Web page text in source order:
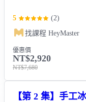
5 (2)
找課程 HeyMaster
優惠價
NT$2,920
NT$7,680
【第 2 集】手工